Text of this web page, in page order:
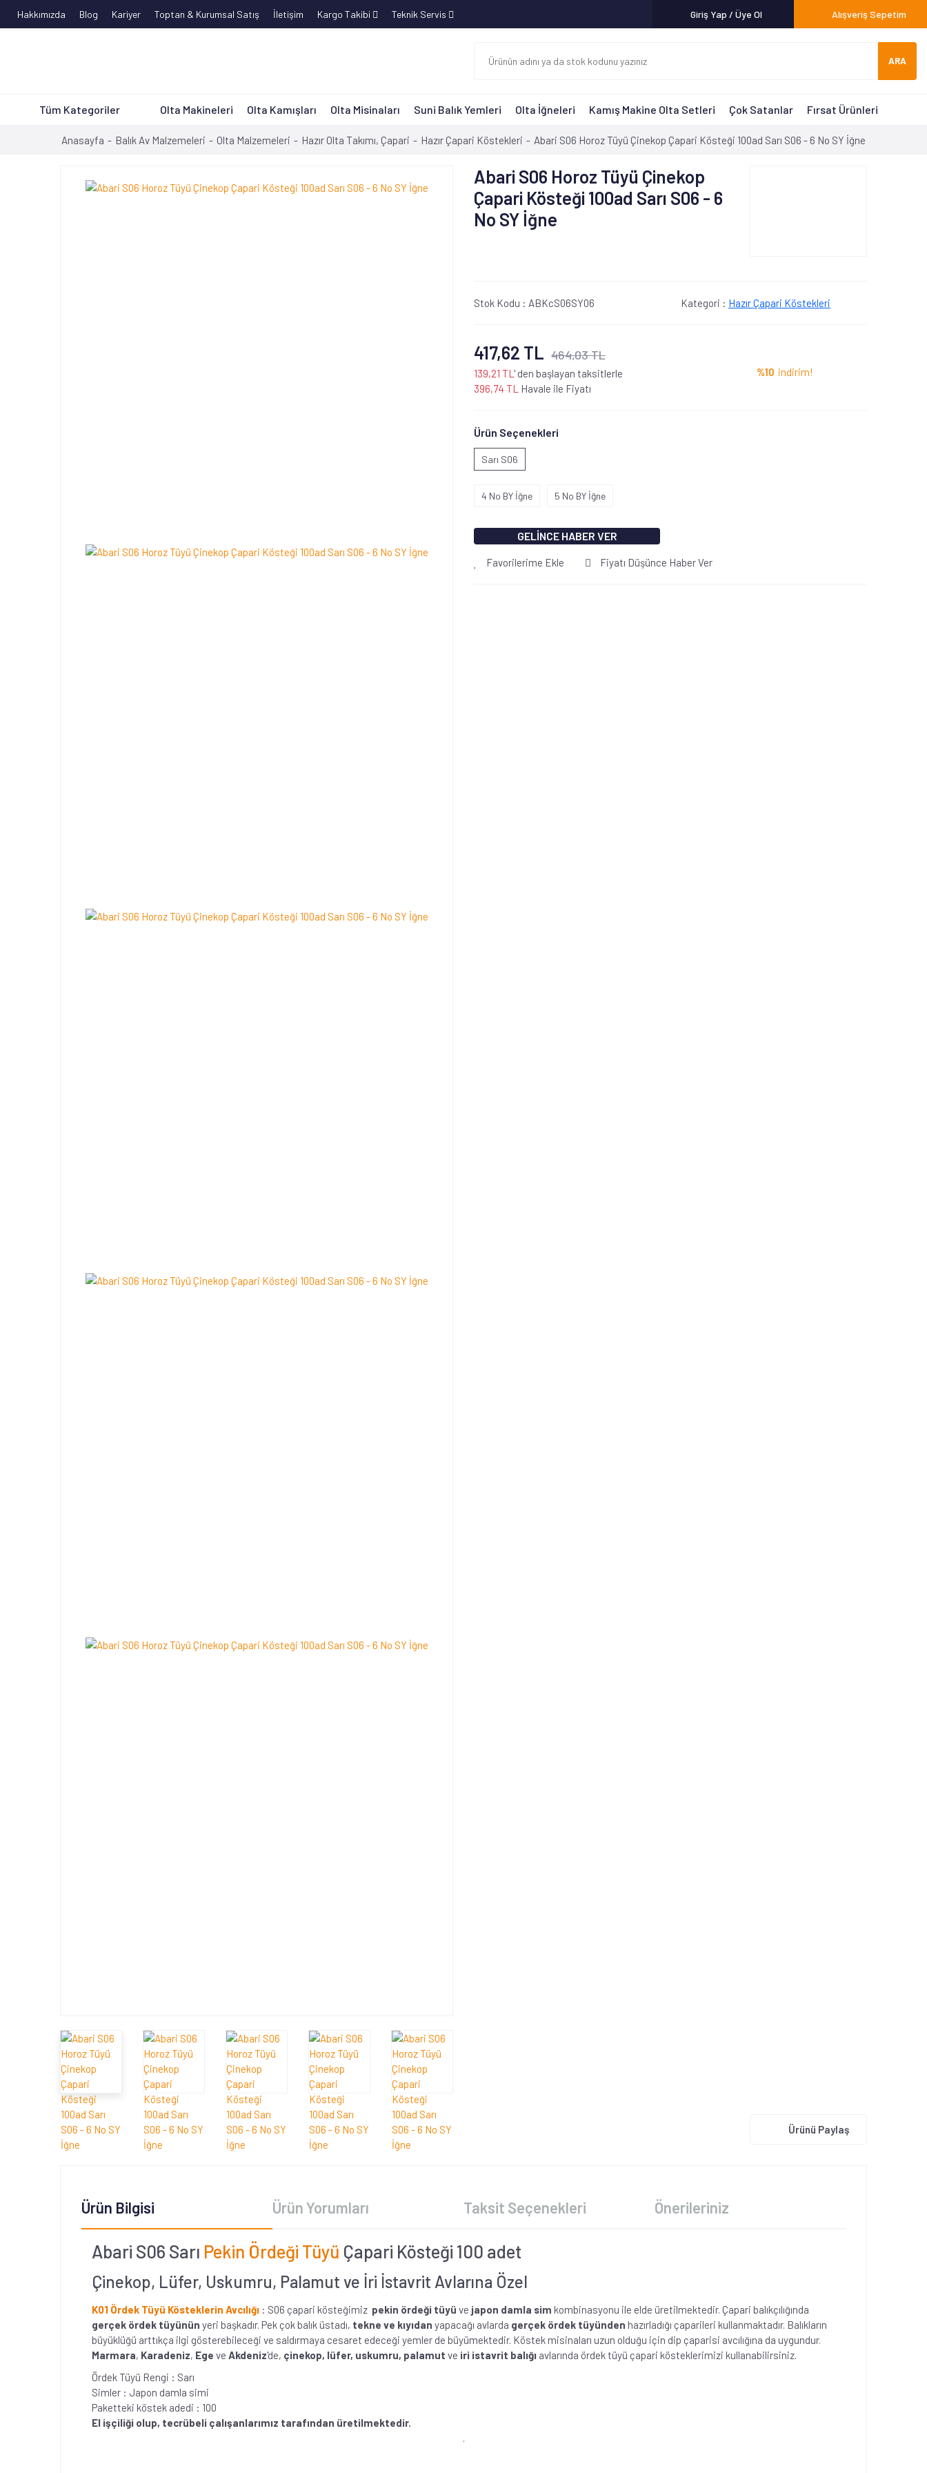
Hakkımızda Blog Kariyer Toptan & Kurumsal Satış İletişim Kargo Takibi Teknik Servis Giriş Yap / Üye Ol Alışveriş Sepetim
ARA
Tüm Kategoriler Olta Makineleri Olta Kamışları Olta Misinaları Suni Balık Yemleri Olta İğneleri Kamış Makine Olta Setleri Çok Satanlar Fırsat Ürünleri
Anasayfa Balık Av Malzemeleri Olta Malzemeleri Hazır Olta Takımı, Çapari Hazır Çapari Köstekleri Abari S06 Horoz Tüyü Çinekop Çapari Kösteği 100ad Sarı S06 - 6 No SY İğne
Abari S06 Horoz Tüyü Çinekop
Çapari Kösteği 100ad Sarı S06 - 6
No SY İğne
Stok Kodu : ABKcS06SY06 Kategori : Hazır Çapari Köstekleri
417,62 TL 464,03 TL
139,21 TL ' den başlayan taksitlerle %10 indirim!
396,74 TL
Havale ile Fiyatı
Ürün Seçenekleri
Sarı S06
4 No BY İğne 5 No BY İğne
GELİNCE HABER VER
Favorilerime Ekle Fiyatı Düşünce Haber Ver
Ürünü Paylaş
Ürün Bilgisi
Abari S06 Sarı Pekin Ördeği Tüyü Çapari Kösteği 100 adet
Çinekop, Lüfer, Uskumru, Palamut ve İri İstavrit Avlarına Özel
K01 Ördek Tüyü Kösteklerin Avcılığı : S06 çapari kösteğimiz pekin ördeği tüyü ve japon damla sim kombinasyonu ile elde üretilmektedir. Çapari balıkçılığında
gerçek ördek tüyünün yeri başkadır. Pek çok balık üstadı, tekne ve kıyıdan yapacağı avlarda gerçek ördek tüyünden hazırladığı çaparileri kullanmaktadır. Balıkların
büyüklüğü arttıkça ilgi gösterebileceği ve saldırmaya cesaret edeceği yemler de büyümektedir. Köstek misinaları uzun olduğu için dip çaparisi avcılığına da uygundur.
Marmara, Karadeniz, Ege ve Akdeniz'de, çinekop, lüfer, uskumru, palamut ve iri istavrit balığı avlarında ördek tüyü çapari kösteklerimizi kullanabilirsiniz.
Ördek Tüyü Rengi : Sarı
Simler : Japon damla simi
Paketteki köstek adedi : 100
El işçiliği olup, tecrübeli çalışanlarımız tarafından üretilmektedir.
.
Ürün Yorumları Taksit Seçenekleri Önerileriniz